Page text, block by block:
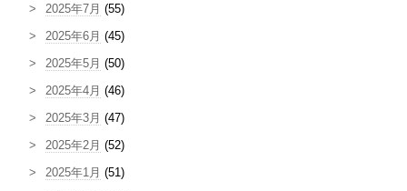
2025年7月 (55)
2025年6月 (45)
2025年5月 (50)
2025年4月 (46)
2025年3月 (47)
2025年2月 (52)
2025年1月 (51)